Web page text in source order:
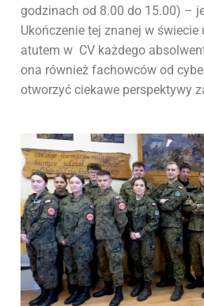
godzinach od 8.00 do 15.00) –
Ukończenie tej znanej w
atutem w CV każdego
ona również fachowców od
otworzyć ciekawe perspektywy